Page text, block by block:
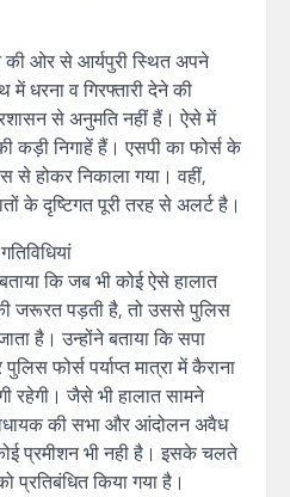
की ओर से आर्यपुरी स्थित अपने
धरना व गिरफ्तारी देने की
से अनुमति नहीं हैं। ऐसे में
कड़ी निगाहें हैं। एसपी का फोर्स के
से होकर निकाला गया। वहीं,
के दृष्टिगत पूरी तरह से अलर्ट है।
कि जब भी कोई ऐसे हालात
जरूरत पड़ती है, तो उससे पुलिस
है। उन्होंने बताया कि सपा
फोर्स पर्याप्त मात्रा में कैराना
जैसे भी हालात सामने
की सभा और आंदोलन अवैध
प्रमीशन भी नही है। इसके चलते
प्रतिबंधित किया गया है।